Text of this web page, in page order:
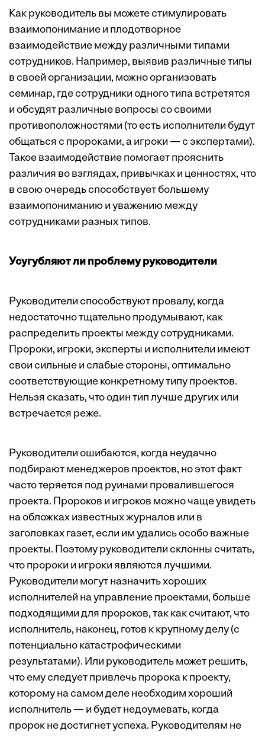
Как руководитель вы можете стимулировать
взаимопонимание и плодотворное
взаимодействие между различными типами
сотрудников. Например, выявив различные типы
в своей организации, можно организовать
семинар, где сотрудники одного типа встретятся
и обсудят различные вопросы со своими
противоположностями (то есть исполнители будут
общаться с пророками, а игроки — с экспертами).
Такое взаимодействие помогает прояснить
различия во взглядах, привычках и ценностях, что
в свою очередь способствует большему
взаимопониманию и уважению между
сотрудниками разных типов.
Усугубляют ли проблему руководители
Руководители способствуют провалу, когда
недостаточно тщательно продумывают, как
распределить проекты между сотрудниками.
Пророки, игроки, эксперты и исполнители имеют
свои сильные и слабые стороны, оптимально
соответствующие конкретному типу проектов.
Нельзя сказать, что один тип лучше других или
встречается реже.
Руководители ошибаются, когда неудачно
подбирают менеджеров проектов, но этот факт
часто теряется под руинами провалившегося
проекта. Пророков и игроков можно чаще увидеть
на обложках известных журналов или в
заголовках газет, если им удались особо важные
проекты. Поэтому руководители склонны считать,
что пророки и игроки являются лучшими.
Руководители могут назначить хороших
исполнителей на управление проектами, больше
подходящими для пророков, так как считают, что
исполнитель, наконец, готов к крупному делу (с
потенциально катастрофическими
результатами). Или руководитель может решить,
что ему следует привлечь пророка к проекту,
которому на самом деле необходим хороший
исполнитель — и будет недоумевать, когда
пророк не достигнет успеха. Руководителям не